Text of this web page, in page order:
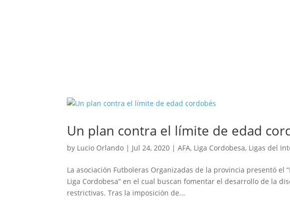
Un plan contra el límite de edad
by Lucio Orlando | Jul 24, 2020 |AFA, Liga Cordobesa, Ligas del
La asociación Futboleras Organizadas de la provincia presentó el
Liga Cordobesa” en el cual buscan fomentar el desarrollo de la
restrictivas. Tras la imposición de...